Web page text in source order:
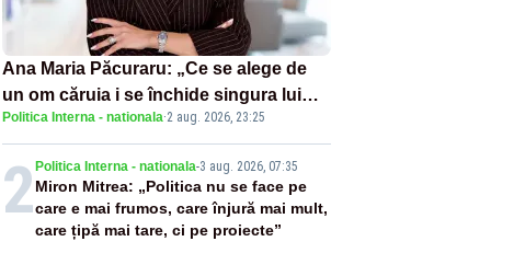
Ana Maria Păcuraru: „Ce se alege de
un om căruia i se închide singura lui
portiță?”
Politica Interna - nationala·2 aug. 2026, 23:25
2Politica Interna - nationala-3 aug. 2026, 07:35
Miron Mitrea: „Politica nu se face pe
care e mai frumos, care înjură mai mult,
care țipă mai tare, ci pe proiecte”